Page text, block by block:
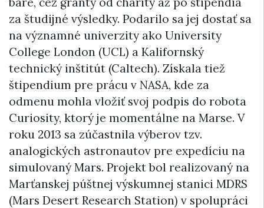
za študijné výsledky. Podarilo sa jej dostať sa
na významné univerzity ako University
College London (UCL) a Kalifornský
technický inštitút (Caltech). Získala tiež
štipendium pre prácu v NASA, kde za
odmenu mohla vložiť svoj podpis do robota
Curiosity, ktorý je momentálne na Marse. V
roku 2013 sa zúčastnila výberov tzv.
analogických astronautov pre expedíciu na
simulovaný Mars. Projekt bol realizovaný na
Marťanskej púštnej výskumnej stanici MDRS
(Mars Desert Research Station) v spolupráci